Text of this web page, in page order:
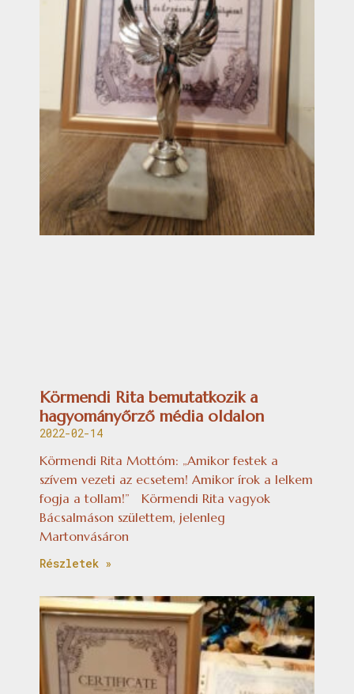
Körmendi Rita bemutatkozik a
hagyományőrző média oldalon
2022-02-14
Körmendi Rita Mottóm: „Amikor festek a
szívem vezeti az ecsetem! Amikor írok a lelkem
fogja a tollam!” Körmendi Rita vagyok
Bácsalmáson születtem, jelenleg
Martonvásáron
Részletek »